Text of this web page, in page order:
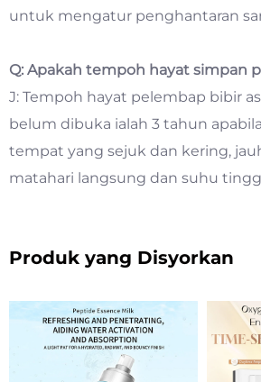
untuk mengatur penghantaran
Q: Apakah tempoh hayat simpan
J: Tempoh hayat pelembap bibir
belum dibuka ialah 3 tahun
tempat yang sejuk dan kering,
matahari langsung dan suhu
Produk yang Disyorkan